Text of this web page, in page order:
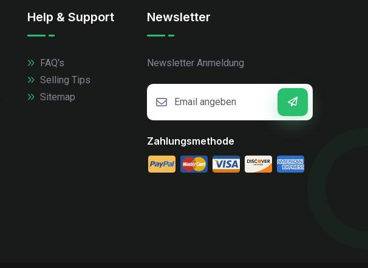
Help & Support
FAQ's
Selling Tips
Sitemap
Newsletter
Newsletter Anmeldung
Zahlungsmethode